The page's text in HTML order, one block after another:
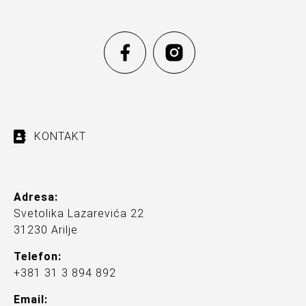
KONTAKT
Adresa:
Svetolika Lazarevića 22
31230 Arilje
Telefon:
+381 31 3 894 892
Email: